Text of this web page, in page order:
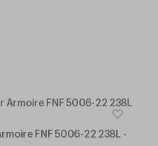
FNF 5006-22 238L -